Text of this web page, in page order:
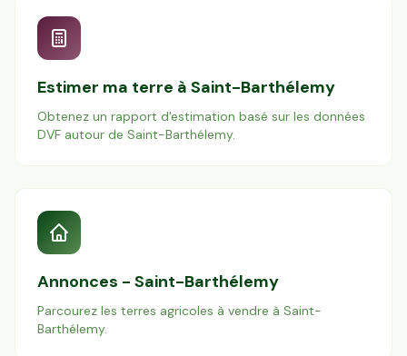
Estimer ma terre à Saint-Barthélemy
Obtenez un rapport d'estimation basé sur les données
DVF autour de Saint-Barthélemy.
Annonces - Saint-Barthélemy
Parcourez les terres agricoles à vendre à Saint-
Barthélemy.